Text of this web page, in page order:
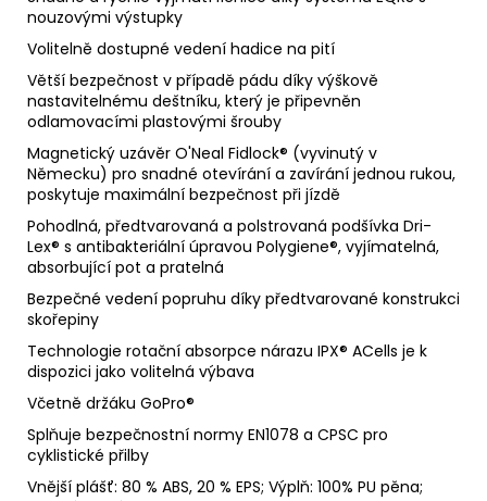
nouzovými výstupky
Volitelně dostupné vedení hadice na pití
Větší bezpečnost v případě pádu díky výškově
nastavitelnému deštníku, který je připevněn
odlamovacími plastovými šrouby
Magnetický uzávěr O'Neal Fidlock® (vyvinutý v
Německu) pro snadné otevírání a zavírání jednou rukou,
poskytuje maximální bezpečnost při jízdě
Pohodlná, předtvarovaná a polstrovaná podšívka Dri-
Lex® s antibakteriální úpravou Polygiene®, vyjímatelná,
absorbující pot a pratelná
Bezpečné vedení popruhu díky předtvarované konstrukci
skořepiny
Technologie rotační absorpce nárazu IPX® ACells je k
dispozici jako volitelná výbava
Včetně držáku GoPro®
Splňuje bezpečnostní normy EN1078 a CPSC pro
cyklistické přilby
Vnější plášť: 80 % ABS, 20 % EPS; Výplň: 100% PU pěna;